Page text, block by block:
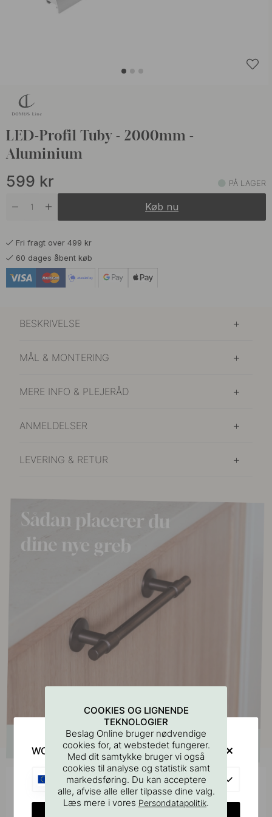
LED-Profil Tuby - 2000mm -
Aluminium
599 kr PÅ LAGER
Køb nu
Fri fragt over 499 kr
60 dages åbent køb
BESKRIVELSE
MÅL & MONTERING
MERE INFO & PLEJERÅD
ANMELDELSER
LEVERING & RETUR
Bliv inspireret af andre
Tag dine billeder med #beslagonline & @beslagonline
COOKIES OG LIGNENDE
TEKNOLOGIER
Beslag Online bruger nødvendige
cookies for, at webstedet fungerer.
Med dit samtykke bruger vi også
cookies til analyse og statistik samt
markedsføring. Du kan acceptere
alle, afvise alle eller tilpasse dine valg.
Læs mere i vores Persondatapolitik.
WOULD YOU RATHER VISIT?
EU